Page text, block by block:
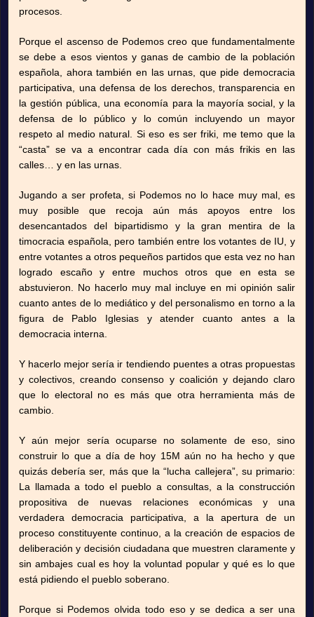
procesos.
Porque el ascenso de Podemos creo que fundamentalmente
se debe a esos vientos y ganas de cambio de la población
española, ahora también en las urnas, que pide democracia
participativa, una defensa de los derechos, transparencia en
la gestión pública, una economía para la mayoría social, y la
defensa de lo público y lo común incluyendo un mayor
respeto al medio natural. Si eso es ser friki, me temo que la
“casta” se va a encontrar cada día con más frikis en las
calles… y en las urnas.
Jugando a ser profeta, si Podemos no lo hace muy mal, es
muy posible que recoja aún más apoyos entre los
desencantados del bipartidismo y la gran mentira de la
timocracia española, pero también entre los votantes de IU, y
entre votantes a otros pequeños partidos que esta vez no han
logrado escaño y entre muchos otros que en esta se
abstuvieron. No hacerlo muy mal incluye en mi opinión salir
cuanto antes de lo mediático y del personalismo en torno a la
figura de Pablo Iglesias y atender cuanto antes a la
democracia interna.
Y hacerlo mejor sería ir tendiendo puentes a otras propuestas
y colectivos, creando consenso y coalición y dejando claro
que lo electoral no es más que otra herramienta más de
cambio.
Y aún mejor sería ocuparse no solamente de eso, sino
construir lo que a día de hoy 15M aún no ha hecho y que
quizás debería ser, más que la “lucha callejera”, su primario:
La llamada a todo el pueblo a consultas, a la construcción
propositiva de nuevas relaciones económicas y una
verdadera democracia participativa, a la apertura de un
proceso constituyente continuo, a la creación de espacios de
deliberación y decisión ciudadana que muestren claramente y
sin ambajes cual es hoy la voluntad popular y qué es lo que
está pidiendo el pueblo soberano.
Porque si Podemos olvida todo eso y se dedica a ser una